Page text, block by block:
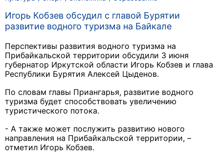
Игорь Кобзев обсудил с главой Бурятии
развитие водного туризма на Байкале
Перспективы развития водного туризма на
Прибайкальской территории обсудили 3 июня
губернатор Иркутской области Игорь Кобзев и глава
Республики Бурятия Алексей Цыденов.
По словам главы Приангарья, развитие водного
туризма будет способствовать увеличению
туристического потока.
- А также может послужить развитию нового
направления на Прибайкальской территории, –
отметил Игорь Кобзев.